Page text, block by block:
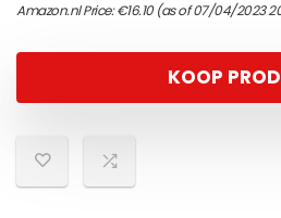
Amazon.nl Price:€16.10(as of 07/04/2023
KOOP